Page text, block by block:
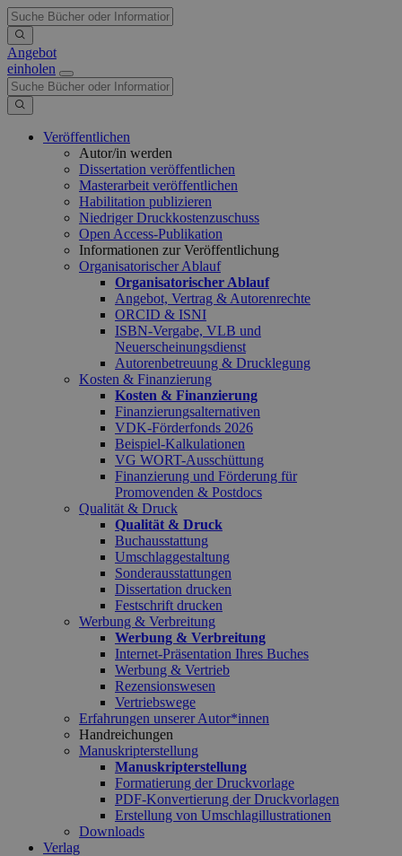
Angebot
einholen
Veröffentlichen
Autor/in werden
Dissertation veröffentlichen
Masterarbeit veröffentlichen
Habilitation publizieren
Niedriger Druckkostenzuschuss
Open Access-Publikation
Informationen zur Veröffentlichung
Organisatorischer Ablauf
Organisatorischer Ablauf
Angebot, Vertrag & Autorenrechte
ORCID & ISNI
ISBN-Vergabe, VLB und
Neuerscheinungsdienst
Autorenbetreuung & Drucklegung
Kosten & Finanzierung
Kosten & Finanzierung
Finanzierungsalternativen
VDK-Förderfonds 2026
Beispiel-Kalkulationen
VG WORT-Ausschüttung
Finanzierung und Förderung für
Promovenden & Postdocs
Qualität & Druck
Qualität & Druck
Buchausstattung
Umschlaggestaltung
Sonderausstattungen
Dissertation drucken
Festschrift drucken
Werbung & Verbreitung
Werbung & Verbreitung
Internet-Präsentation Ihres Buches
Werbung & Vertrieb
Rezensionswesen
Vertriebswege
Erfahrungen unserer Autor*innen
Handreichungen
Manuskripterstellung
Manuskripterstellung
Formatierung der Druckvorlage
PDF-Konvertierung der Druckvorlagen
Erstellung von Umschlagillustrationen
Downloads
Verlag